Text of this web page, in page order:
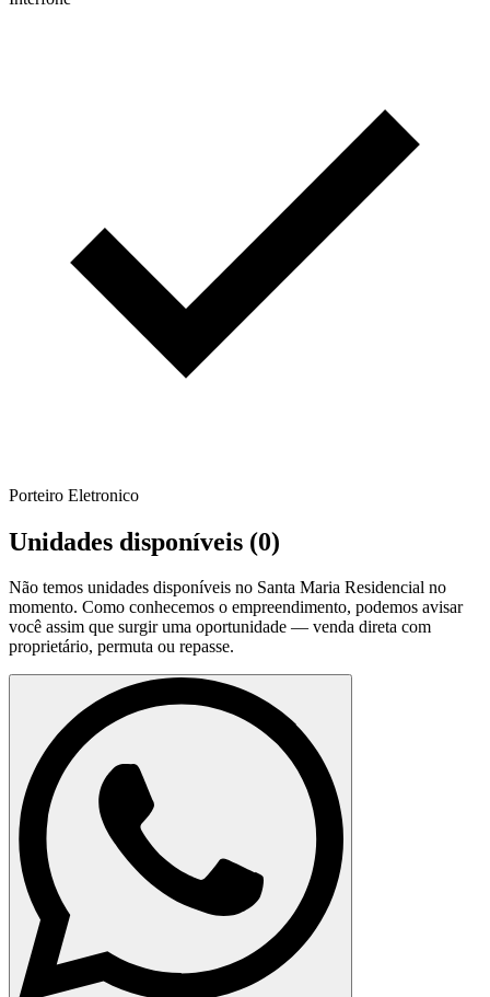
Porteiro Eletronico
Unidades disponíveis (0)
Não temos unidades disponíveis no Santa Maria Residencial no
momento. Como conhecemos o empreendimento, podemos avisar
você assim que surgir uma oportunidade — venda direta com
proprietário, permuta ou repasse.